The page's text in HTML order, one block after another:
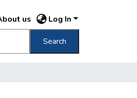
us Log In
Search